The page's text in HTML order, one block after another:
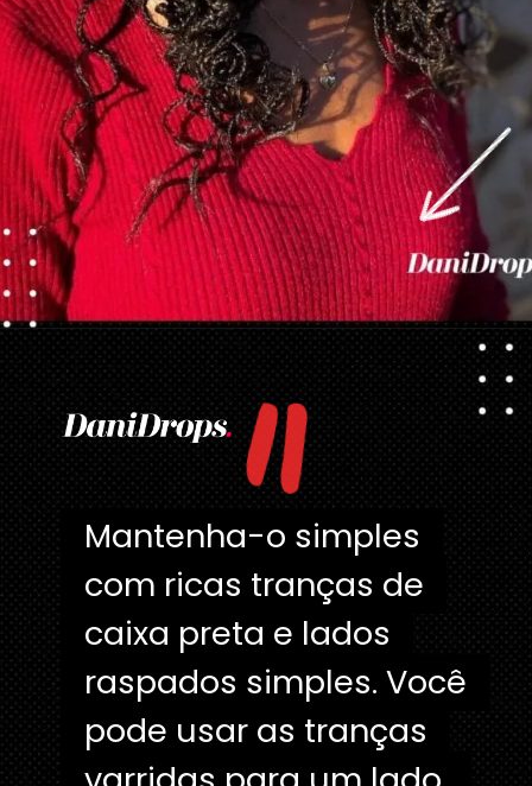
Opening "
Mantenha-o simples
com ricas tranças de
caixa preta e lados
raspados simples. Você
pode usar as tranças
Mantenha-o simples
com ricas tranças de
caixa preta e lados
raspados simples. Você
pode usar as tranças